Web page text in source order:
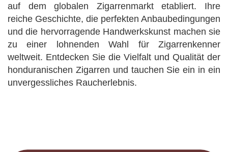
auf dem globalen Zigarrenmarkt etabliert. Ihre
reiche Geschichte, die perfekten Anbaubedingungen
und die hervorragende Handwerkskunst machen sie
zu einer lohnenden Wahl für Zigarrenkenner
weltweit. Entdecken Sie die Vielfalt und Qualität der
honduranischen Zigarren und tauchen Sie ein in ein
unvergessliches Raucherlebnis.